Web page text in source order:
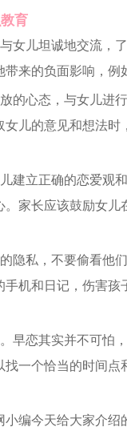
育
女儿坦诚地交流，
来的负面影响，例
的心态，与女儿进
儿的意见和想法
建立正确的恋爱观
。家长应该鼓励女
隐私，不要偷看他
手机和日记，伤害
早恋其实并不可怕
找一个恰当的时间
小编今天给大家介绍